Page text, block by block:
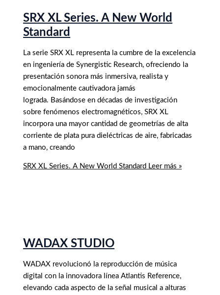
SRX XL Series. A New World
Standard
La serie SRX XL representa la cumbre de la excelencia
en ingeniería de Synergistic Research, ofreciendo la
presentación sonora más inmersiva, realista y
emocionalmente cautivadora jamás
lograda. Basándose en décadas de investigación
sobre fenómenos electromagnéticos, SRX XL
incorpora una mayor cantidad de geometrías de alta
corriente de plata pura dieléctricas de aire, fabricadas
a mano, creando
SRX XL Series. A New World Standard Leer más »
WADAX STUDIO
WADAX revolucionó la reproducción de música
digital con la innovadora línea Atlantis Reference,
elevando cada aspecto de la señal musical a alturas